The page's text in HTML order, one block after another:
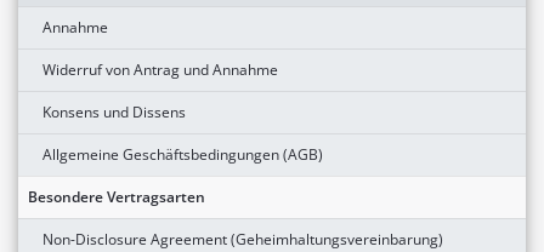
Annahme
Widerruf von Antrag und Annahme
Konsens und Dissens
Allgemeine Geschäftsbedingungen (AGB)
Besondere Vertragsarten
Non-Disclosure Agreement (Geheimhaltungsvereinbarung)